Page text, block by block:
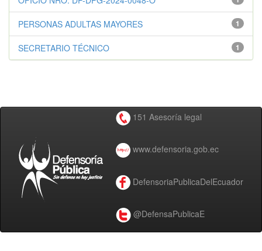
1
PERSONAS ADULTAS MAYORES
1
SECRETARIO TÉCNICO
151 Asesoría legal
www.defensoria.gob.ec
DefensoriaPublicaDelEcuador
@DefensaPublicaE